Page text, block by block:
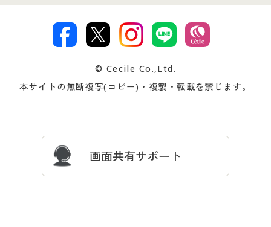
著作権・商標について 会社案内
プレゼント＆キャンペーン サイトマップ
交換・返品は お支払は
ついて
忘れの場合
© Cecile Co.,Ltd.
本サイトの無断複写(コピー)・複製・転載を禁じます。
画面共有サポート